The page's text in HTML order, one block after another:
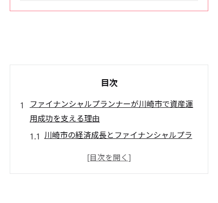
目次
ファイナンシャルプランナーが川崎市で資産運
用成功を支える理由
川崎市の経済成長とファイナンシャルプラ